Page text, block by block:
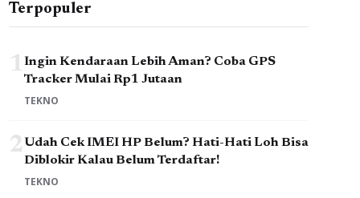
Terpopuler
1Ingin Kendaraan Lebih Aman? Coba GPS
Tracker Mulai Rp1 Jutaan
TEKNO
2Udah Cek IMEI HP Belum? Hati-Hati Loh Bisa
Diblokir Kalau Belum Terdaftar!
TEKNO